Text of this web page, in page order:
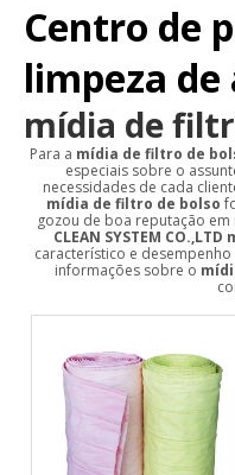
Centro de
limpeza de
mídia de
Para a mídia de filtro de
especiais sobre o
necessidades de cada
mídia de filtro de bolso
gozou de boa reputação em
CLEAN SYSTEM CO.,LTD
característico e
informações sobre o